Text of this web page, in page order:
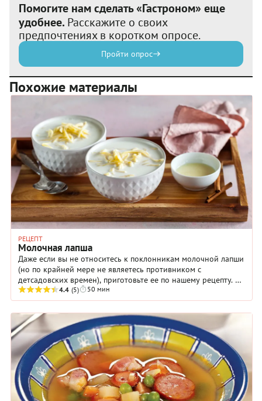
Помогите нам сделать «Гастроном» еще
удобнее. Расскажите о своих
предпочтениях в коротком опросе.
Пройти опрос
Похожие материалы
РЕЦЕПТ
Молочная лапша
Даже если вы не относитесь к поклонникам молочной лапши
(но по крайней мере не являетесь противником с
детсадовских времен), приготовьте ее по нашему рецепту. Вы
удивитесь, насколько это первое блюдо ...
4.4 (5) 50 мин